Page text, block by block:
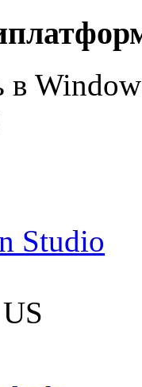
в
Studio